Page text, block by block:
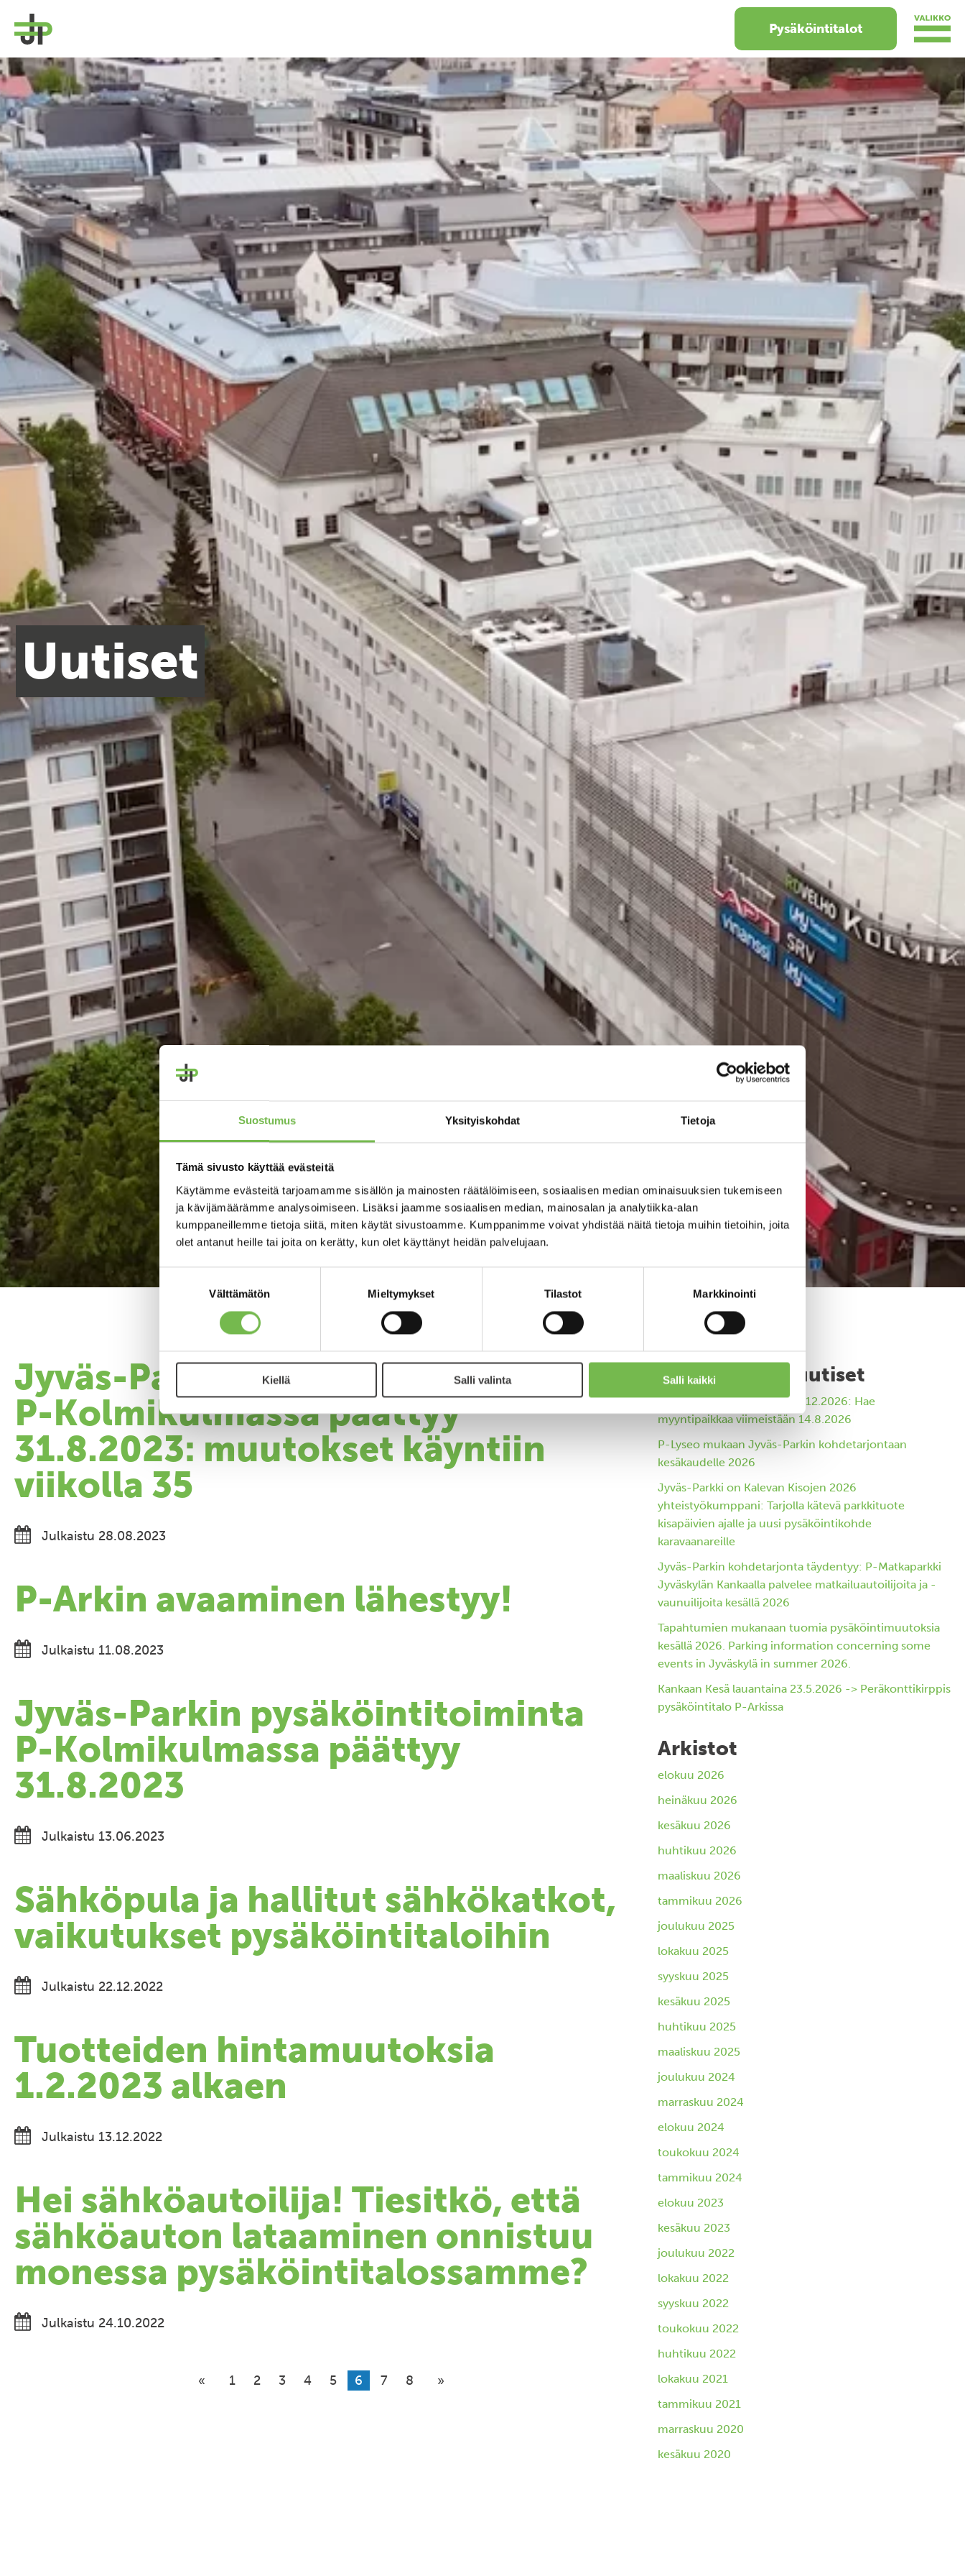
Suostumus Yksityiskohdat Tietoja
Tämä sivusto käyttää evästeitä
Käytämme evästeitä tarjoamamme sisällön ja mainosten räätälöimiseen, sosiaalisen median ominaisuuksien tukemiseen
ja kävijämäärämme analysoimiseen. Lisäksi jaamme sosiaalisen median, mainosalan ja analytiikka-alan
kumppaneillemme tietoja siitä, miten käytät sivustoamme. Kumppanimme voivat yhdistää näitä tietoja muihin tietoihin, joita
olet antanut heille tai joita on kerätty, kun olet käyttänyt heidän palvelujaan.
Välttämätön Mieltymykset Tilastot Markkinointi
Kiellä Salli valinta Salli kaikki
Pysäköintitalot
Uutiset
Jyväs-Parkin pysäköintitoiminta
P-Kolmikulmassa päättyy
31.8.2023: muutokset käyntiin
viikolla 35
Julkaistu 28.08.2023
P-Arkin avaaminen lähestyy!
Julkaistu 11.08.2023
Jyväs-Parkin pysäköintitoiminta
P-Kolmikulmassa päättyy
31.8.2023
Julkaistu 13.06.2023
Sähköpula ja hallitut sähkökatkot,
vaikutukset pysäköintitaloihin
Julkaistu 22.12.2022
Tuotteiden hintamuutoksia
1.2.2023 alkaen
Julkaistu 13.12.2022
Hei sähköautoilija! Tiesitkö, että
sähköauton lataaminen onnistuu
monessa pysäköintitalossamme?
Julkaistu 24.10.2022
1 2 3 4 5 6 7 8
Viimeisimmät uutiset
Jyväskylän Joulutori 11.-20.12.2026: Hae
myyntipaikkaa viimeistään 14.8.2026
P-Lyseo mukaan Jyväs-Parkin kohdetarjontaan
kesäkaudelle 2026
Jyväs-Parkki on Kalevan Kisojen 2026
yhteistyökumppani: Tarjolla kätevä parkkituote
kisapäivien ajalle ja uusi pysäköintikohde
karavaanareille
Jyväs-Parkin kohdetarjonta täydentyy: P-Matkaparkki
Jyväskylän Kankaalla palvelee matkailuautoilijoita ja -
vaunuilijoita kesällä 2026
Tapahtumien mukanaan tuomia pysäköintimuutoksia
kesällä 2026. Parking information concerning some
events in Jyväskylä in summer 2026.
Kankaan Kesä lauantaina 23.5.2026 -> Peräkonttikirppis
pysäköintitalo P-Arkissa
Arkistot
elokuu 2026
heinäkuu 2026
kesäkuu 2026
huhtikuu 2026
maaliskuu 2026
tammikuu 2026
joulukuu 2025
lokakuu 2025
syyskuu 2025
kesäkuu 2025
huhtikuu 2025
maaliskuu 2025
joulukuu 2024
marraskuu 2024
elokuu 2024
toukokuu 2024
tammikuu 2024
elokuu 2023
kesäkuu 2023
joulukuu 2022
lokakuu 2022
syyskuu 2022
toukokuu 2022
huhtikuu 2022
lokakuu 2021
tammikuu 2021
marraskuu 2020
kesäkuu 2020